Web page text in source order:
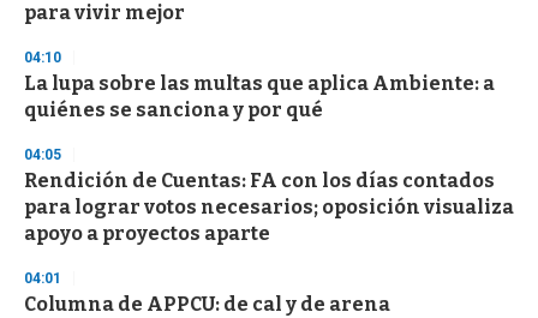
para vivir mejor
04:10
La lupa sobre las multas que aplica Ambiente: a
quiénes se sanciona y por qué
04:05
Rendición de Cuentas: FA con los días contados
para lograr votos necesarios; oposición visualiza
apoyo a proyectos aparte
04:01
Columna de APPCU: de cal y de arena